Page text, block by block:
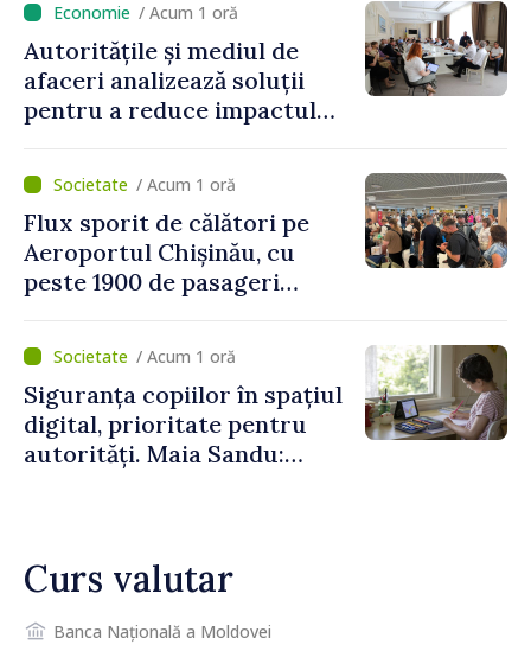
/ Acum 1 oră
Autoritățile și mediul de
afaceri analizează soluții
pentru a reduce impactul
asupra economiei
/ Acum 1 oră
Flux sporit de călători pe
Aeroportul Chișinău, cu
peste 1900 de pasageri
de vârf a concediilor
/ Acum 1 oră
Siguranța copiilor în spațiul
digital, prioritate pentru
autorități. Maia Sandu:
Curs valutar
Banca Națională a Moldovei